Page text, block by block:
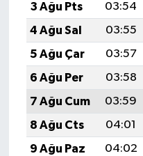
3 Ağu Pts
03:54
4 Ağu Sal
03:55
5 Ağu Çar
03:57
6 Ağu Per
03:58
7 Ağu Cum
03:59
8 Ağu Cts
04:01
9 Ağu Paz
04:02